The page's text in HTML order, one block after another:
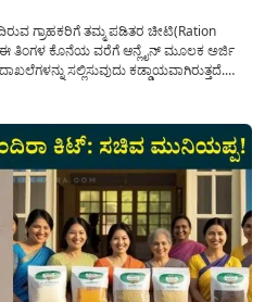
ಗ್ರಾಹಕರಿಗೆ ತಮ್ಮ ಪಡಿತರ ಚೀಟಿ(Ration
ಈ ತಿಂಗಳ ಕೊನೆಯ ವರೆಗೆ ಆನ್ಲೈನ್ ಮೂಲಕ ಅರ್ಜಿ
ಸಲ್ಲಿಸುವುದು ಕಡ್ಡಾಯವಾಗಿರುತ್ತದೆ.